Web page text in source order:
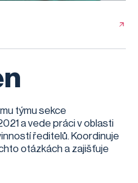
týmu sekce
a vede práci v oblasti
ředitelů. Koordinuje
otázkách a zajišťuje